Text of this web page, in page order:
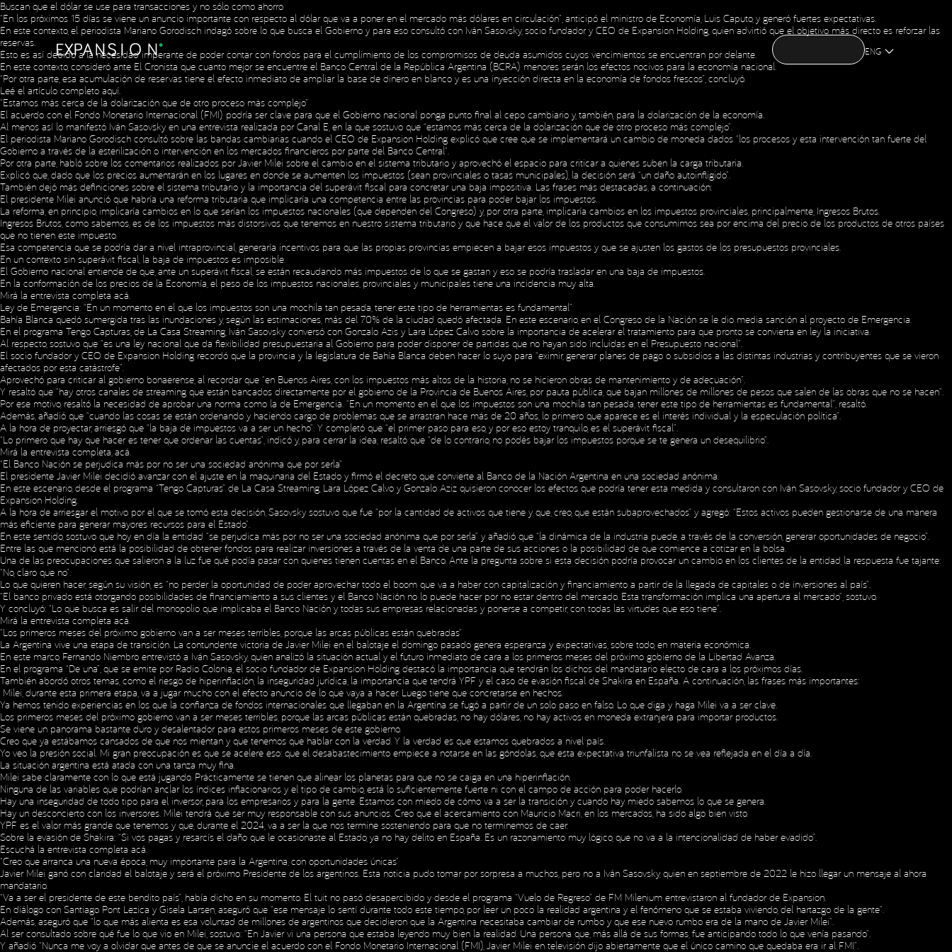
HOMEABOUT USHOLDING NEWS
CONTACT US
CONTACT US
ENG
Buscan que el dólar se use para transacciones y no sólo como ahorro
“En los próximos 15 días se viene un anuncio importante con respecto al dólar que va a poner en el mercado más dólares en circulación”, anticipó el ministro de Economía, Luis Caputo, y generó fuertes expectativas.
En este contexto, el periodista Mariano Gorodisch indagó sobre lo que busca el Gobierno y para eso consultó con Iván Sasovsky, socio fundador y CEO de Expansion Holding, quien advirtió que el objetivo más directo es reforzar las
reservas.
Esto es así debido a la necesidad imperante de poder contar con fondos para el cumplimiento de los compromisos de deuda asumidos cuyos vencimientos se encuentran por delante.
En este contexto, consideró ante El Cronista que cuanto mejor se encuentre el Banco Central de la República Argentina (BCRA) menores serán los efectos nocivos para la economía nacional.
“Por otra parte, esa acumulación de reservas tiene el efecto inmediato de ampliar la base de dinero en blanco y es una inyección directa en la economía de fondos frescos”, concluyó.
Leé el artículo completo aquí.
“Estamos más cerca de la dolarización que de otro proceso más complejo”
El acuerdo con el Fondo Monetario Internacional (FMI) podría ser clave para que el Gobierno nacional ponga punto final al cepo cambiario y, también, para la dolarización de la economía.
Al menos así lo manifestó Iván Sasovsky en una entrevista realizada por Canal E, en la que sostuvo que “estamos más cerca de la dolarización que de otro proceso más complejo”.
El periodista Mariano Gorodisch consultó sobre las bandas cambiarias cuando el CEO de Expansion Holding explicó que cree que se implementará un cambio de moneda dados “los procesos y esta intervención tan fuerte del
Gobierno a través de la esterilización o intervención en los mercados financieros por parte del Banco Central”.
Por otra parte, habló sobre los comentarios realizados por Javier Milei sobre el cambio en el sistema tributario y aprovechó el espacio para criticar a quienes suben la carga tributaria.
Explicó que, dado que los precios aumentarán en los lugares en donde se aumenten los impuestos (sean provinciales o tasas municipales), la decisión será “un daño autoinfligido”.
También dejó más definiciones sobre el sistema tributario y la importancia del superávit fiscal para concretar una baja impositiva. Las frases más destacadas, a continuación:
El presidente Milei anunció que habría una reforma tributaria que implicaría una competencia entre las provincias para poder bajar los impuestos.
La reforma, en principio, implicaría cambios en lo que serían los impuestos nacionales (que dependen del Congreso) y, por otra parte, implicaría cambios en los impuestos provinciales, principalmente, Ingresos Brutos.
Ingresos Brutos, como sabemos, es de los impuestos más distorsivos que tenemos en nuestro sistema tributario y que hace que el valor de los productos que consumimos sea por encima del precio de los productos de otros países
que no tienen este impuesto.
Esa competencia que se podría dar a nivel intraprovincial, generaría incentivos para que las propias provincias empiecen a bajar esos impuestos y que se ajusten los gastos de los presupuestos provinciales.
En un contexto sin superávit fiscal, la baja de impuestos es imposible.
El Gobierno nacional entiende de que, ante un superávit fiscal, se están recaudando más impuestos de lo que se gastan y eso se podría trasladar en una baja de impuestos.
En la conformación de los precios de la Economía, el peso de los impuestos nacionales, provinciales y municipales tiene una incidencia muy alta.
Mirá la entrevista completa acá.
Ley de Emergencia: “En un momento en el que los impuestos son una mochila tan pesada, tener este tipo de herramientas es fundamental”
Bahía Blanca quedó sumergida tras las inundaciones y, según las estimaciones, más del 70% de la ciudad quedó afectada. En este escenario, en el Congreso de la Nación se le dio media sanción al proyecto de Emergencia.
En el programa Tengo Capturas, de La Casa Streaming, Iván Sasovsky conversó con Gonzalo Azis y Lara López Calvo sobre la importancia de acelerar el tratamiento para que pronto se convierta en ley la iniciativa.
Al respecto, sostuvo que “es una ley nacional que da flexibilidad presupuestaria al Gobierno para poder disponer de partidas que no hayan sido incluidas en el Presupuesto nacional”.
El socio fundador y CEO de Expansion Holding recordó que la provincia y la legislatura de Bahía Blanca deben hacer lo suyo para “eximir, generar planes de pago o subsidios a las distintas industrias y contribuyentes que se vieron
afectados por esta catástrofe”.
Aprovechó para criticar al gobierno bonaerense, al recordar que “en Buenos Aires, con los impuestos más altos de la historia, no se hicieron obras de mantenimiento y de adecuación”.
Y resaltó que “hay otros canales de streaming que están bancados directamente por el gobierno de la Provincia de Buenos Aires, por pauta pública, que bajan millones de millones de pesos que salen de las obras que no se hacen”.
Por ese motivo, resaltó la necesidad de aprobar una norma como la de Emergencia. “En un momento en el que los impuestos son una mochila tan pesada, tener este tipo de herramientas es fundamental”, resaltó.
Además, añadió que “cuando las cosas se están ordenando y haciendo cargo de problemas que se arrastran hace más de 20 años, lo primero que aparece es el interés individual y la especulación política”.
A la hora de proyectar, arriesgó que “la baja de impuestos va a ser un hecho”. Y completó que “el primer paso para eso, y por eso estoy tranquilo, es el superávit fiscal”.
“Lo primero que hay que hacer es tener que ordenar las cuentas”, indicó y, para cerrar la idea, resaltó que “de lo contrario, no podés bajar los impuestos porque se te genera un desequilibrio”.
Mirá la entrevista completa, acá.
“El Banco Nación se perjudica más por no ser una sociedad anónima que por serla”
El presidente Javier Milei decidió avanzar con el ajuste en la maquinaria del Estado y firmó el decreto que convierte al Banco de la Nación Argentina en una sociedad anónima.
En este escenario, desde el programa “Tengo Capturas” de La Casa Streaming, Lara López Calvo y Gonzalo Aziz quisieron conocer los efectos que podría tener esta medida y consultaron con Iván Sasovsky, socio fundador y CEO de
Expansion Holding.
A la hora de arriesgar el motivo por el que se tomó esta decisión, Sasovsky sostuvo que fue “por la cantidad de activos que tiene y que, creo, que están subaprovechados” y agregó: “Estos activos pueden gestionarse de una manera
más eficiente para generar mayores recursos para el Estado”.
En este sentido, sostuvo que hoy en día la entidad “se perjudica más por no ser una sociedad anónima que por serla” y añadió que “la dinámica de la industria puede, a través de la conversión, generar oportunidades de negocio”.
Entre las que mencionó está la posibilidad de obtener fondos para realizar inversiones a través de la venta de una parte de sus acciones o la posibilidad de que comience a cotizar en la bolsa.
Una de las preocupaciones que salieron a la luz fue qué podía pasar con quienes tienen cuentas en el Banco. Ante la pregunta sobre si esta decisión podría provocar un cambio en los clientes de la entidad, la respuesta fue tajante:
“No, claro que no”.
Lo que quieren hacer, según su visión, es “no perder la oportunidad de poder aprovechar todo el boom que va a haber con capitalización y financiamiento a partir de la llegada de capitales o de inversiones al país”.
“El banco privado está otorgando posibilidades de financiamiento a sus clientes y el Banco Nación no lo puede hacer por no estar dentro del mercado. Esta transformación implica una apertura al mercado”, sostuvo.
Y concluyó: “Lo que busca es salir del monopolio que implicaba el Banco Nación y todas sus empresas relacionadas y ponerse a competir, con todas las virtudes que eso tiene”.
Mirá la entrevista completa acá.
“Los primeros meses del próximo gobierno van a ser meses terribles, porque las arcas públicas están quebradas”
La Argentina vive una etapa de transición. La contundente victoria de Javier Milei en el balotaje el domingo pasado genera esperanza y expectativas, sobre todo, en materia económica.
En este marco, Fernando Niembro entrevistó a Iván Sasovsky, quien analizó la situación actual y el futuro inmediato de cara a los primeros meses del próximo gobierno de la Libertad Avanza.
En el programa “De una”, que se emite por Radio Colonia, el socio fundador de Expansion Holding destacó la importancia que tendrán los dichos del mandatario electo de cara a los próximos días.
También abordó otros temas, como el riesgo de hiperinflación, la inseguridad jurídica, la importancia que tendrá YPF y el caso de evasión fiscal de Shakira en España. A continuación, las frases más importantes:
Milei, durante esta primera etapa, va a jugar mucho con el efecto anuncio de lo que vaya a hacer. Luego tiene que concretarse en hechos.
Ya hemos tenido experiencias en los que la confianza de fondos internacionales que llegaban en la Argentina se fugó a partir de un solo paso en falso. Lo que diga y haga Milei va a ser clave.
Los primeros meses del próximo gobierno van a ser meses terribles, porque las arcas públicas están quebradas, no hay dólares, no hay activos en moneda extranjera para importar productos.
Se viene un panorama bastante duro y desalentador para estos primeros meses de este gobierno.
Creo que ya estábamos cansados de que nos mientan y que tenemos que hablar con la verdad. Y la verdad es que estamos quebrados a nivel país.
Yo veo la presión social. Mi gran preocupación es que se acelere eso: que el desabastecimiento empiece a notarse en las góndolas, que esta expectativa triunfalista no se vea reflejada en el día a día.
La situación argentina está atada con una tanza muy fina.
Milei sabe claramente con lo que está jugando. Prácticamente se tienen que alinear los planetas para que no se caiga en una hiperinflación.
Ninguna de las variables que podrían anclar los índices inflacionarios y el tipo de cambio, está lo suficientemente fuerte ni con el campo de acción para poder hacerlo.
Hay una inseguridad de todo tipo para el inversor, para los empresarios y para la gente. Estamos con miedo de cómo va a ser la transición y cuando hay miedo sabemos lo que se genera.
Hay un desconcierto con los inversores. Milei tendrá que ser muy responsable con sus anuncios. Creo que el acercamiento con Mauricio Macri, en los mercados, ha sido algo bien visto.
YPF es el valor más grande que tenemos y que, durante el 2024, va a ser la que nos termine sosteniendo para que no terminemos de caer.
Sobre la evasión de Shakira: “Si vos pagas y resarcís el daño que le ocasionaste al Estado, ya no hay delito en España. Es un razonamiento muy lógico, que no va a la intencionalidad de haber evadido”.
Escuchá la entrevista completa acá.
“Creo que arranca una nueva época, muy importante para la Argentina, con oportunidades únicas”
Javier Milei ganó con claridad el balotaje y será el próximo Presidente de los argentinos. Esta noticia pudo tomar por sorpresa a muchos, pero no a Iván Sasovsky, quien en septiembre de 2022 le hizo llegar un mensaje al ahora
mandatario.
“Va a ser el presidente de este bendito país”, había dicho en su momento. El tuit no pasó desapercibido y desde el programa “Vuelo de Regreso” de FM Milenium entrevistaron al fundador de Expansion.
En diálogo con Santiago Pont Lezica y Gisela Larsen, aseguró que “ese mensaje lo sentí durante todo este tiempo, por leer un poco la realidad argentina y el fenómeno que se estaba viviendo, del hartazgo de la gente”.
Además, aseguró que “lo que más alienta es esa voluntad de millones de argentinos que decidieron que la Argentina necesitaba cambiar de rumbo y que ese nuevo rumbo era de la mano de Javier Milei”.
Al ser consultado sobre qué fue lo que vio en Milei, sostuvo: “En Javier vi una persona que estaba leyendo muy bien la realidad. Una persona que, más allá de sus formas, fue anticipando todo lo que venía pasando”.
Y añadió “Nunca me voy a olvidar que antes de que se anuncie el acuerdo con el Fondo Monetario Internacional (FMI), Javier Milei en televisión dijo abiertamente que el único camino que quedaba era ir al FMI”.
Copyright © 2023 Expansion. All rights reserved.Privacy Policy Social Media